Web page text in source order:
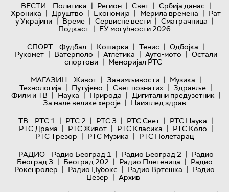
ВЕСТИ Политика | Регион | Свет | Србија данас |
Хроника | Друштво | Економија | Мерила времена | Рат
у Украјини | Време | Сервисне вести | Сматрачница |
Подкаст | ЕУ могућности 2026
СПОРТ
Фудбал | Кошарка | Тенис | Одбојка |
Рукомет | Ватерполо | Атлетика | Ауто-мото | Остали
спортови | Меморијал РТС
МАГАЗИН
Живот | Занимљивости | Музика |
Технологијa | Путујемо | Свет познатих | Здравље |
Филм и ТВ | Наука | Природа | Дигитални предузетник |
За мале велике хероје | Наизглед здрав
ТВ
РТС 1 | РТС 2 | РТС 3 | РТС Свет | РТС Наука |
РТС Драма | РТС Живот | РТС Класика | РТС Коло |
РТС Трезор | РТС Музика | РТС Полетарац
РАДИО
Радио Београд 1 | Радио Београд 2 | Радио
Београд 3 | Београд 202 | Радио Плетеница | Радио
Рокенролер | Радио Џубокс | Радио Вртешка | Радио
Џезер | Архив